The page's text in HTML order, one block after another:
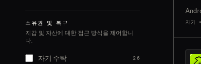
소유권 및 복구
지갑 및 자산에 대한 접근 방식을 제어합니
다.
자기 수탁 26
자기